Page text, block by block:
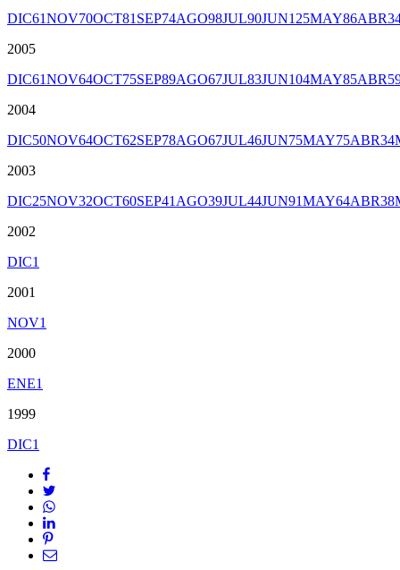
DIC61NOV70OCT81SEP74AGO98JUL90JUN125MAY86ABR
2005
DIC61NOV64OCT75SEP89AGO67JUL83JUN104MAY85ABR
2004
DIC50NOV64OCT62SEP78AGO67JUL46JUN75MAY75ABR34
2003
DIC25NOV32OCT60SEP41AGO39JUL44JUN91MAY64ABR38
2002
DIC1
2001
NOV1
2000
ENE1
1999
DIC1